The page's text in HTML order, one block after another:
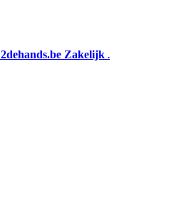
2dehands.be Zakelijk .